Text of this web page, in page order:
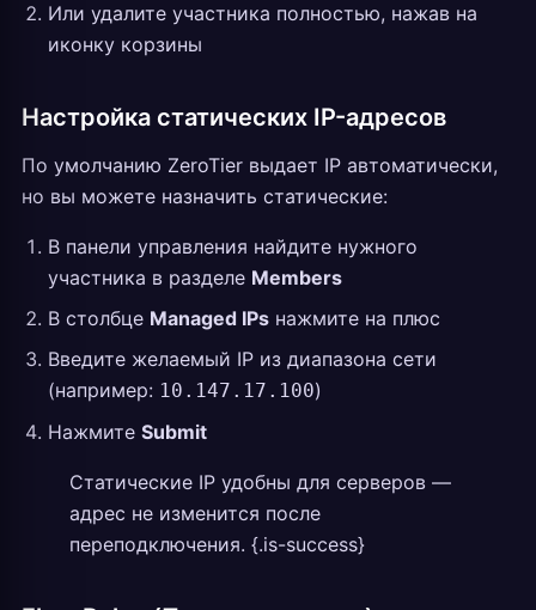
Или удалите участника полностью, нажав на
иконку корзины
Настройка статических IP-адресов
По умолчанию ZeroTier выдает IP автоматически,
но вы можете назначить статические:
В панели управления найдите нужного
участника в разделе Members
В столбце Managed IPs нажмите на плюс
Введите желаемый IP из диапазона сети
(например: 10.147.17.100)
Нажмите Submit
Статические IP удобны для серверов —
адрес не изменится после
переподключения. {.is-success}